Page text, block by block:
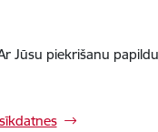
Jūsu piekrišanu